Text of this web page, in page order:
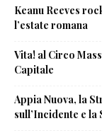
Keanu Reeves
l’estate romana
Vita! al Circo
Capitale
Appia Nuova, la
sull’Incidente e